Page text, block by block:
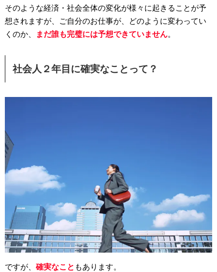
そのような経済・社会全体の変化が様々に起きることが予
想されますが、ご自分のお仕事が、どのように変わってい
くのか、
まだ誰も完璧には予想できていません。
社会人２年目に確実なことって？
ですが、 確実なこと もあります。